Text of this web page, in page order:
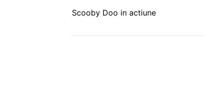
Scooby Doo in actiune